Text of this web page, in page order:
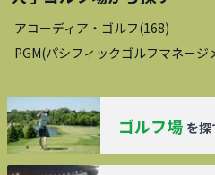
アコーディア・ゴルフ(168)
PGM(パシフィックゴルフマネージ
ゴルフ場 を探